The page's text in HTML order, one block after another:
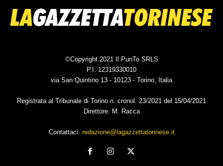
©Copyright 2021 Il PunTo SRLS
P.I. 12319330010
via San Quintino 13 - 10123 - Torino, Italia
Registrata al Tribunale di Torino n. cronol. 23/2021 del 15/04/2021
Direttore: M. Racca
Contattaci: redazione@lagazzettatorinese.it